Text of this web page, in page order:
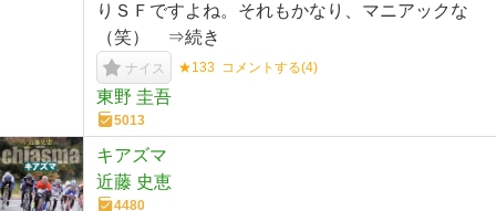
りＳＦですよね。それもかなり、マニアックな
（笑） ⇒続き
ナイス ★133 コメントする(4)
東野 圭吾
5013
キアズマ
近藤 史恵
4480